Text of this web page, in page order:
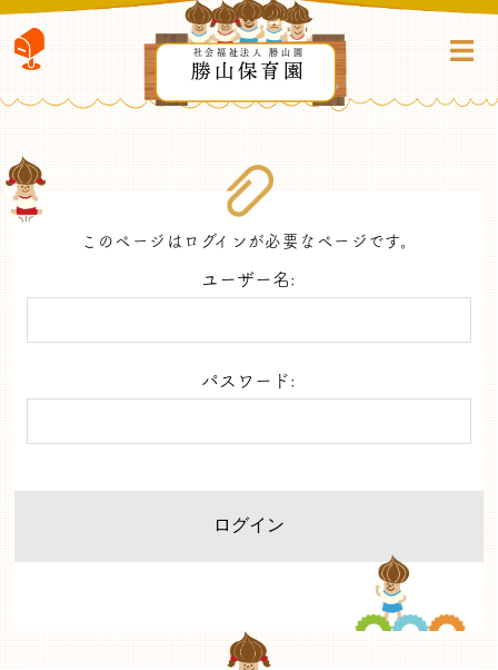
社会福祉法人 勝山園
勝山保育園
このページはログインが必要なページです。
ユーザー名:
パスワード: